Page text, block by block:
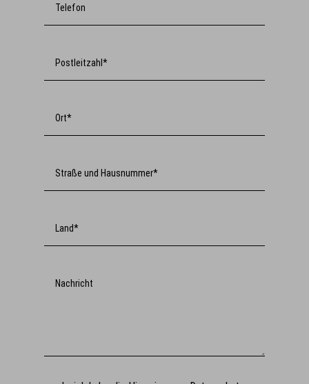
Telefon
Postleitzahl*
Ort*
Straße und Hausnummer*
Land*
Nachricht